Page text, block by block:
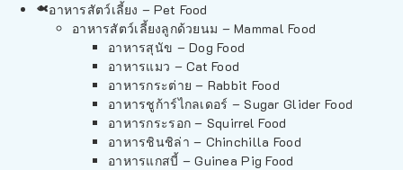
อาหารสัตว์เลี้ยง – Pet Food
อาหารสัตว์เลี้ยงลูกด้วยนม – Mammal Food
อาหารสุนัข – Dog Food
อาหารแมว – Cat Food
อาหารกระต่าย – Rabbit Food
อาหารชูก้าร์ไกลเดอร์ – Sugar Glider Food
อาหารกระรอก – Squirrel Food
อาหารชินชิล่า – Chinchilla Food
อาหารแกสบี้ – Guinea Pig Food